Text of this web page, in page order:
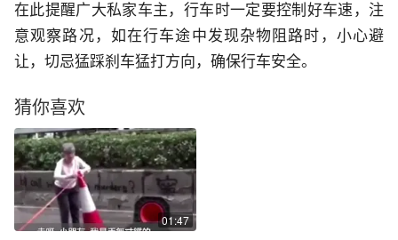
在此提醒广大私家车主，行车时一定要控制好车速，注
意观察路况，如在行车途中发现杂物阻路时，小心避
让，切忌猛踩刹车猛打方向，确保行车安全。
猜你喜欢
01:47